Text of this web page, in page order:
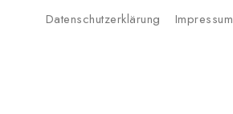
Datenschutzerklärung Impressum